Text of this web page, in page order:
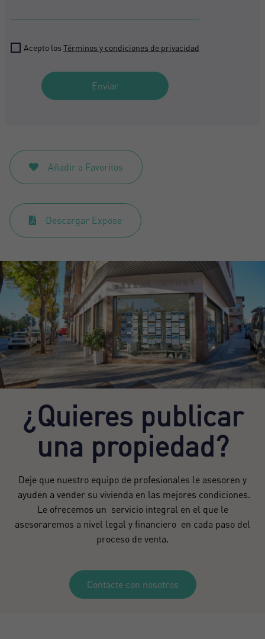
Acepto los Términos y condiciones de privacidad
Enviar
Añadir a Favoritos
Descargar Expose
¿Quieres publicar
una propiedad?
Deje que nuestro equipo de profesionales le asesoren y
ayuden a vender su vivienda en las mejores condiciones.
Le ofrecemos un servicio integral en el que le
asesoraremos a nivel legal y financiero en cada paso del
proceso de venta.
Contacte con nosotros